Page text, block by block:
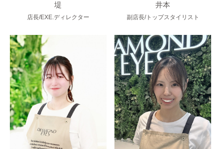
堤
店長/EXE.ディレクター
井本
副店長/トップスタイリスト